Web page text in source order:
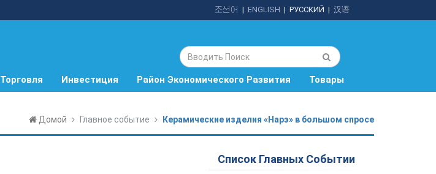
| 汉语
| РУССКИЙ
| ENGLISH
조선어
Торговля Инвестиция Район Экономического Развития Товары
Домой Главное событие Керамические изделия «Нарэ» в большом спросе
Список Главных Событии